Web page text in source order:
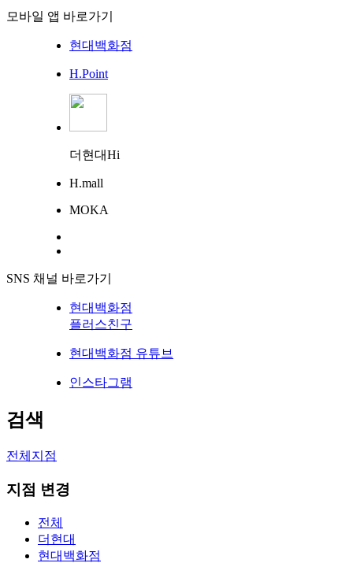
모바일 앱 바로가기
현대백화점
H.Point
더현대Hi
H.mall
MOKA
SNS 채널 바로가기
현대백화점
플러스친구
현대백화점 유튜브
인스타그램
검색
전체지점
지점 변경
전체
더현대
현대백화점